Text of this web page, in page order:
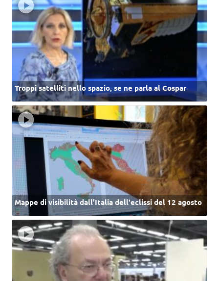
Troppi satelliti nello spazio, se ne parla al Cospar
Mappe di visibilità dall’Italia dell'eclissi del 12 agosto